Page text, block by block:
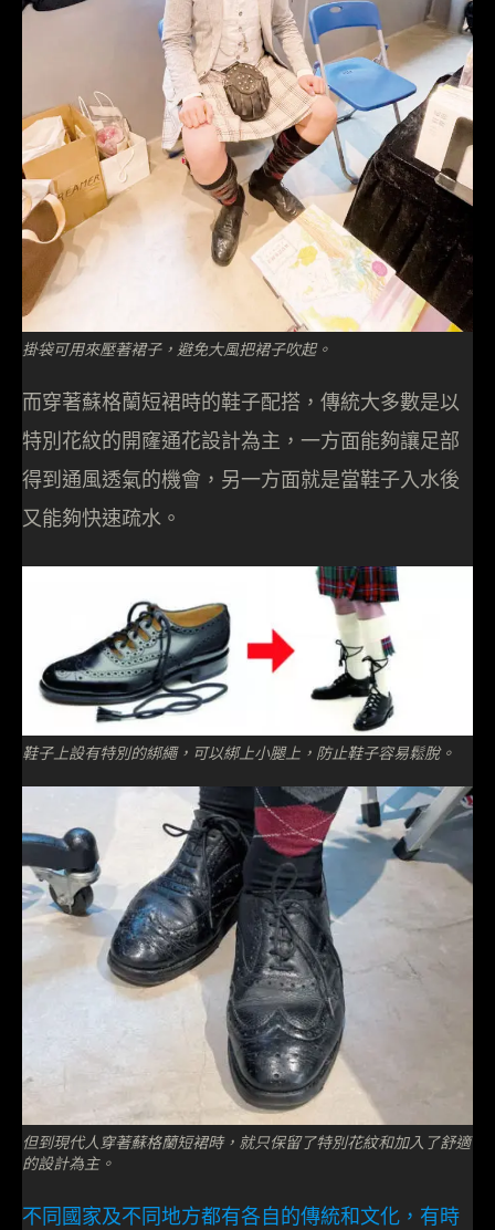
掛袋可用來壓著裙子，避免大風把裙子吹起。
而穿著蘇格蘭短裙時的鞋子配搭，傳統大多數是以
特別花紋的開窿通花設計為主，一方面能夠讓足部
得到通風透氣的機會，另一方面就是當鞋子入水後
又能夠快速疏水。
鞋子上設有特別的綁繩，可以綁上小腿上，防止鞋子容易鬆脫。
但到現代人穿著蘇格蘭短裙時，就只保留了特別花紋和加入了舒適
的設計為主。
不同國家及不同地方都有各自的傳統和文化，有時